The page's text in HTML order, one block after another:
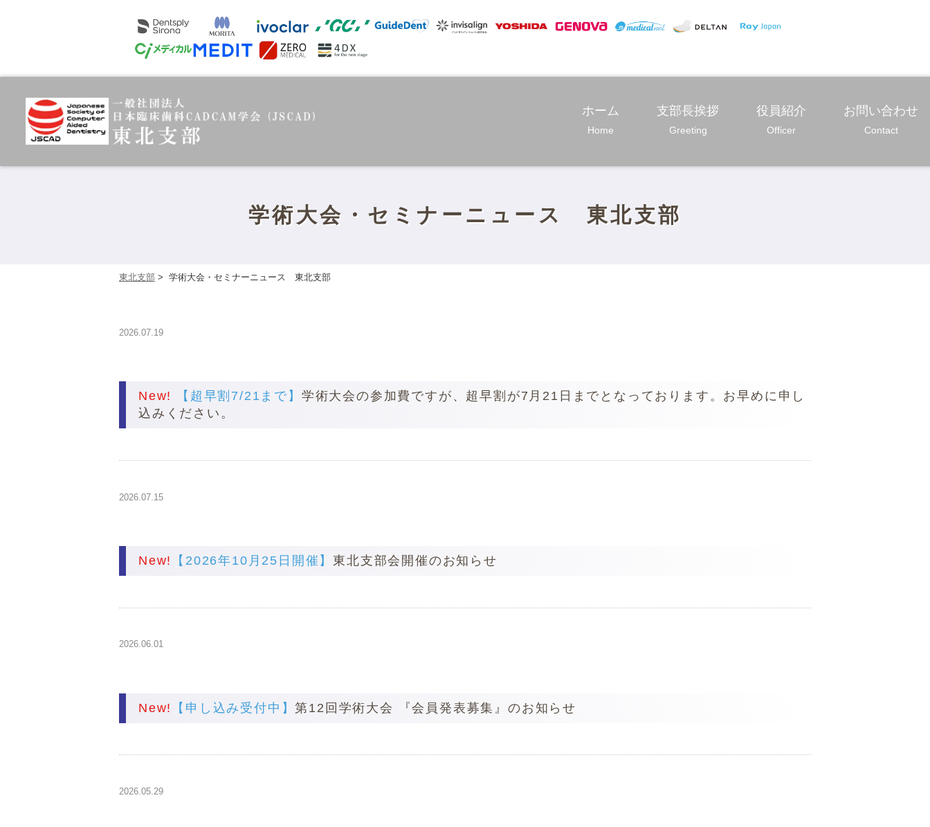
ホーム
Home
支部長挨拶
Greeting
役員紹介
Officer
お問い合わせ
Contact
学術大会・セミナーニュース 東北支部
東北支部 > 学術大会・セミナーニュース 東北支部
2026.07.19
New! 【超早割7/21まで】 学術大会の参加費ですが、超早割が7月21日までとなっております。お早めに申し
込みください。
2026.07.15
New! 【2026年10月25日開催】東北支部会開催のお知らせ
2026.06.01
New! 【申し込み受付中】第12回学術大会 『会員発表募集』のお知らせ
2026.05.29